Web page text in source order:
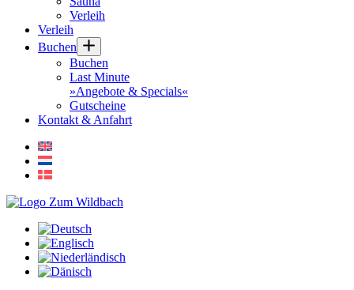
Verleih
Verleih
Buchen
Buchen
Last Minute
»Angebote & Specials«
Gutscheine
Kontakt & Anfahrt